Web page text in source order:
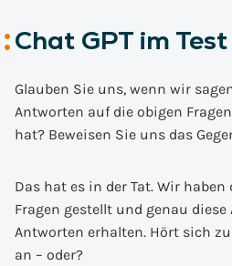
Chat GPT im Test
Glauben Sie uns, wenn wir
Antworten auf die obigen
hat? Beweisen Sie uns das
Das hat es in der Tat. Wir
Fragen gestellt und genau diese
Antworten erhalten. Hört sich
an – oder?